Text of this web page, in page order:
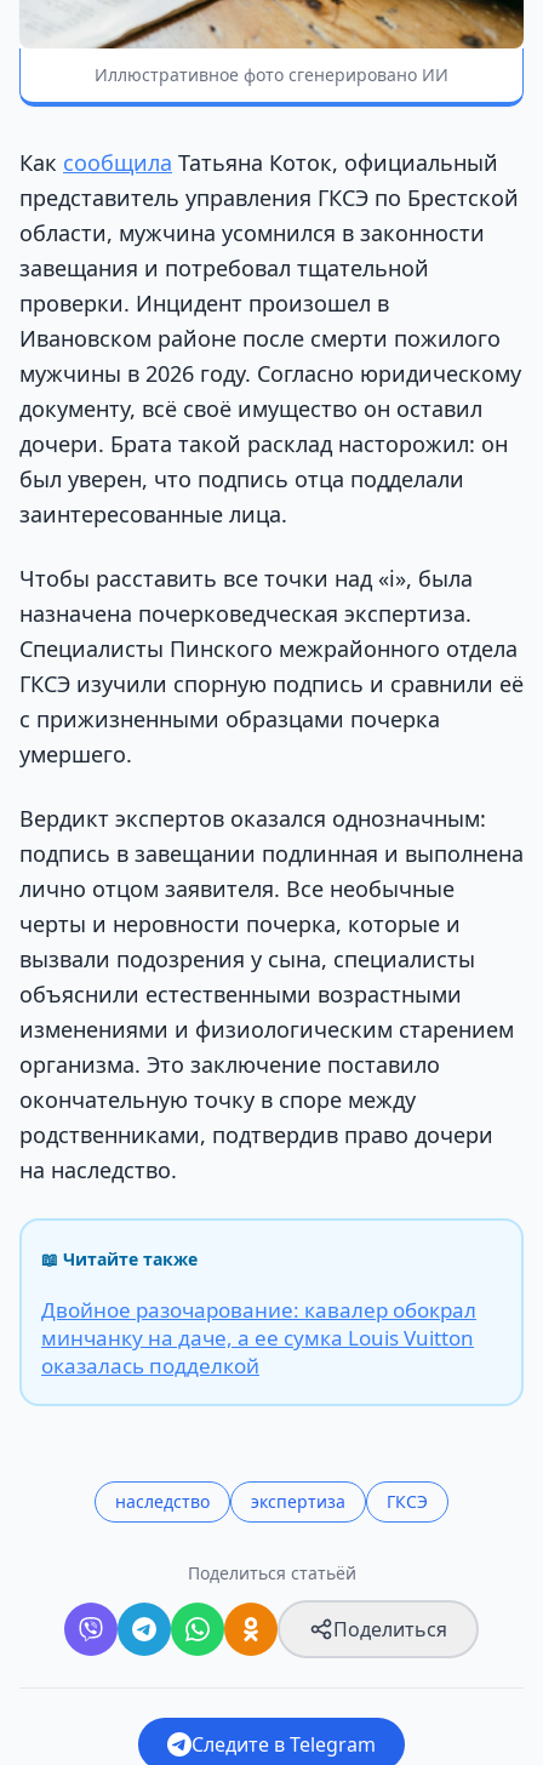
Иллюстративное фото сгенерировано ИИ
Как сообщила Татьяна Коток, официальный
представитель управления ГКСЭ по Брестской
области, мужчина усомнился в законности
завещания и потребовал тщательной
проверки. Инцидент произошел в
Ивановском районе после смерти пожилого
мужчины в 2026 году. Согласно юридическому
документу, всё своё имущество он оставил
дочери. Брата такой расклад насторожил: он
был уверен, что подпись отца подделали
заинтересованные лица.
Чтобы расставить все точки над «i», была
назначена почерковедческая экспертиза.
Специалисты Пинского межрайонного отдела
ГКСЭ изучили спорную подпись и сравнили её
с прижизненными образцами почерка
умершего.
Вердикт экспертов оказался однозначным:
подпись в завещании подлинная и выполнена
лично отцом заявителя. Все необычные
черты и неровности почерка, которые и
вызвали подозрения у сына, специалисты
объяснили естественными возрастными
изменениями и физиологическим старением
организма. Это заключение поставило
окончательную точку в споре между
родственниками, подтвердив право дочери
на наследство.
📖 Читайте также
Двойное разочарование: кавалер обокрал
минчанку на даче, а ее сумка Louis Vuitton
оказалась подделкой
наследство экспертиза ГКСЭ
Поделиться статьёй
Поделиться
Следите в Telegram